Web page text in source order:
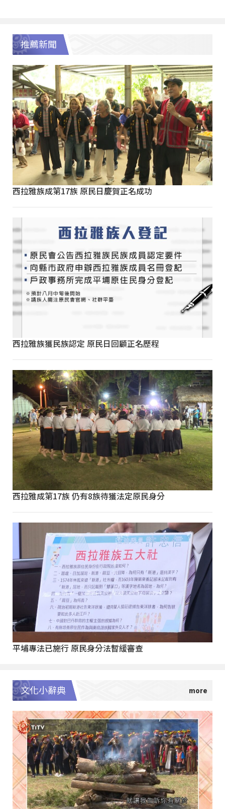
推薦新聞
西拉雅族成第17族 原民日慶賀正名成功
西拉雅族獲民族認定 原民日回顧正名歷程
西拉雅成第17族 仍有8族待獲法定原民身分
平埔專法已施行 原民身分法暫緩審查
文化小辭典